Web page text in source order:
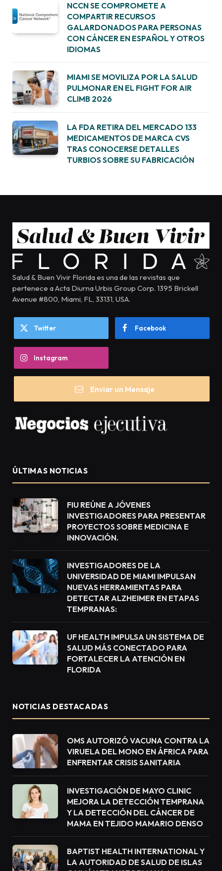
NCCN SE COMPROMETE A
COMPARTIR RECURSOS
GALARDONADOS PARA PERSONAS
CON CÁNCER EN ESPAÑOL Y OTROS
IDIOMAS
MIAMI SE MOVILIZA POR LA SALUD
PULMONAR EN EL FIGHT FOR AIR
CLIMB 2026
LA FDA RETIRA DEL MERCADO 133
MEDICAMENTOS DE MARCA CVS
TRAS CONOCERSE DETALLES
TURBIOS SOBRE SU FABRICACIÓN
Salud & Buen Vivir Florida es una de las revistas que
pertenece a Acta Diurna Urbis Group Corp. 1395 Brickell
Avenue #800, Miami, FL, 33131, USA.
Twitter Facebook
Instagram
Enviar un Mensaje
ÚLTIMAS NOTICIAS
FIU REÚNE A JÓVENES
INVESTIGADORES PARA PRESENTAR
PROYECTOS SOBRE MEDICINA E
INNOVACIÓN.
INVESTIGADORES DE LA
UNIVERSIDAD DE MIAMI IMPULSAN
NUEVAS HERRAMIENTAS PARA
DETECTAR ALZHEIMER EN ETAPAS
TEMPRANAS:
UF HEALTH IMPULSA UN SISTEMA DE
SALUD MÁS CONECTADO PARA
FORTALECER LA ATENCIÓN EN
FLORIDA
NOTICIAS DESTACADAS
OMS AUTORIZÓ VACUNA CONTRA LA
VIRUELA DEL MONO EN ÁFRICA PARA
ENFRENTAR CRISIS SANITARIA
INVESTIGACIÓN DE MAYO CLINIC
MEJORA LA DETECCIÓN TEMPRANA
Y LA DETECCIÓN DEL CÁNCER DE
MAMA EN TEJIDO MAMARIO DENSO
BAPTIST HEALTH INTERNATIONAL Y
LA AUTORIDAD DE SALUD DE ISLAS